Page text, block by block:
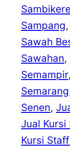
Sampang,
Sawah
Sawahan,
Semampir,
Semarang
Senen,
Jual
Kursi